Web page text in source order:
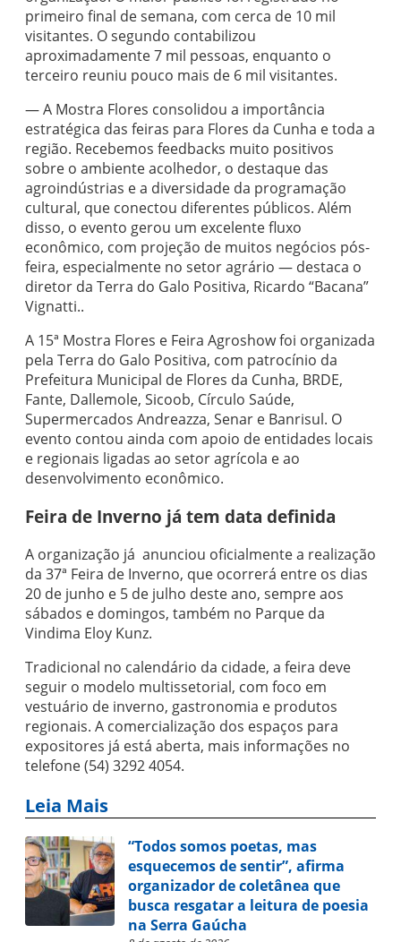
primeiro final de semana, com cerca de 10 mil
visitantes. O segundo contabilizou
aproximadamente 7 mil pessoas, enquanto o
terceiro reuniu pouco mais de 6 mil visitantes.
— A Mostra Flores consolidou a importância
estratégica das feiras para Flores da Cunha e toda a
região. Recebemos feedbacks muito positivos
sobre o ambiente acolhedor, o destaque das
agroindústrias e a diversidade da programação
cultural, que conectou diferentes públicos. Além
disso, o evento gerou um excelente fluxo
econômico, com projeção de muitos negócios pós-
feira, especialmente no setor agrário — destaca o
diretor da Terra do Galo Positiva, Ricardo “Bacana”
Vignatti..
A 15ª Mostra Flores e Feira Agroshow foi organizada
pela Terra do Galo Positiva, com patrocínio da
Prefeitura Municipal de Flores da Cunha, BRDE,
Fante, Dallemole, Sicoob, Círculo Saúde,
Supermercados Andreazza, Senar e Banrisul. O
evento contou ainda com apoio de entidades locais
e regionais ligadas ao setor agrícola e ao
desenvolvimento econômico.
Feira de Inverno já tem data definida
A organização já anunciou oficialmente a realização
da 37ª Feira de Inverno, que ocorrerá entre os dias
20 de junho e 5 de julho deste ano, sempre aos
sábados e domingos, também no Parque da
Vindima Eloy Kunz.
Tradicional no calendário da cidade, a feira deve
seguir o modelo multissetorial, com foco em
vestuário de inverno, gastronomia e produtos
regionais. A comercialização dos espaços para
expositores já está aberta, mais informações no
telefone (54) 3292 4054.
Leia Mais
“Todos somos poetas, mas
esquecemos de sentir”, afirma
organizador de coletânea que
busca resgatar a leitura de poesia
na Serra Gaúcha